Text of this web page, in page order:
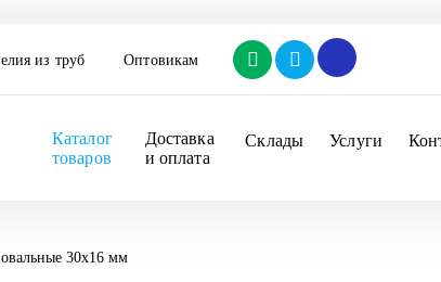
из труб Оптовикам
Каталог
товаров
Доставка
и оплата
Склады Услуги
30х16 мм